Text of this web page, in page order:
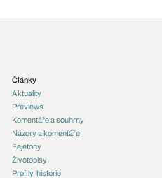
Články
Aktuality
Previews
Komentáře a souhrny
Názory a komentáře
Fejetony
Životopisy
Profily, historie